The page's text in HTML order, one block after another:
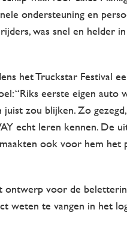
ondersteuning en
was snel en helder
het Truckstar Festival
“Riks eerste eigen
zou blijken. Zo
echt leren kennen. De
ook voor hem
voor de
weten te vangen in het